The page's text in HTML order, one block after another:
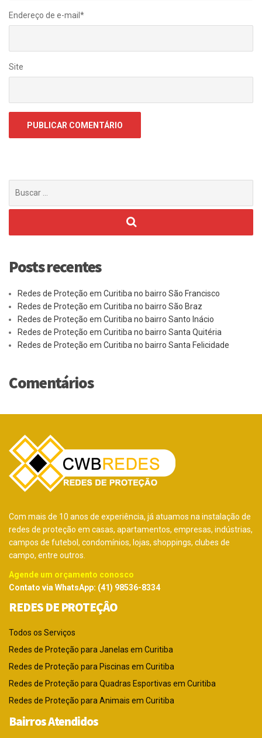
Endereço de e-mail *
Site
Posts recentes
Redes de Proteção em Curitiba no bairro São Francisco
Redes de Proteção em Curitiba no bairro São Braz
Redes de Proteção em Curitiba no bairro Santo Inácio
Redes de Proteção em Curitiba no bairro Santa Quitéria
Redes de Proteção em Curitiba no bairro Santa Felicidade
Comentários
Com mais de 10 anos de experiência, já atuamos na instalação de
redes de proteção em casas, apartamentos, empresas, indústrias,
campos de futebol, condomínios, lojas, shoppings, clubes de
campo, entre outros.
Agende um orçamento conosco
Contato via WhatsApp: (41) 98536-8334
REDES DE PROTEÇÂO
Todos os Serviços
Redes de Proteção para Janelas em Curitiba
Redes de Proteção para Piscinas em Curitiba
Redes de Proteção para Quadras Esportivas em Curitiba
Redes de Proteção para Animais em Curitiba
Bairros Atendidos